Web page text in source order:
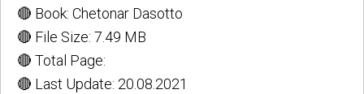
🔴 Book: Chetonar Dasotto
🔴 File Size: 7.49 MB
🔴 Total Page:
🔴 Last Update: 20.08.2021